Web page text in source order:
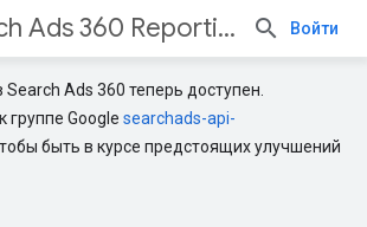
Search Ads 360 Reporting API Войти
Ads 360 теперь доступен.
группе Google searchads-api-
быть в курсе предстоящих улучшений